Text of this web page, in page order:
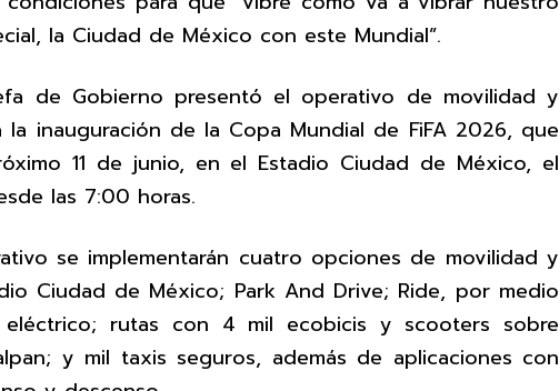
la Ciudad de México con este Mundial”.
de Gobierno presentó el operativo de movilidad y
la inauguración de la Copa Mundial de FiFA 2026, que
11 de junio, en el Estadio Ciudad de México, el
las 7:00 horas.
se implementarán cuatro opciones de movilidad y
Ciudad de México; Park And Drive; Ride, por medio
rutas con 4 mil ecobicis y scooters sobre
y mil taxis seguros, además de aplicaciones con